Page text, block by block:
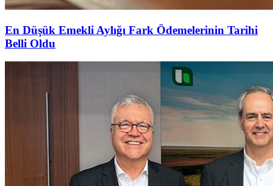
En Düşük Emekli Aylığı Fark Ödemelerinin Tarihi
Belli Oldu